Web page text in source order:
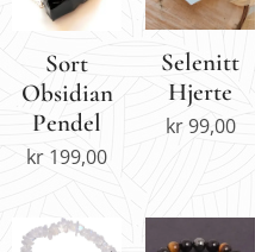
Sort
Obsidian
Pendel
kr 199,00
Selenitt
Hjerte
kr99,00